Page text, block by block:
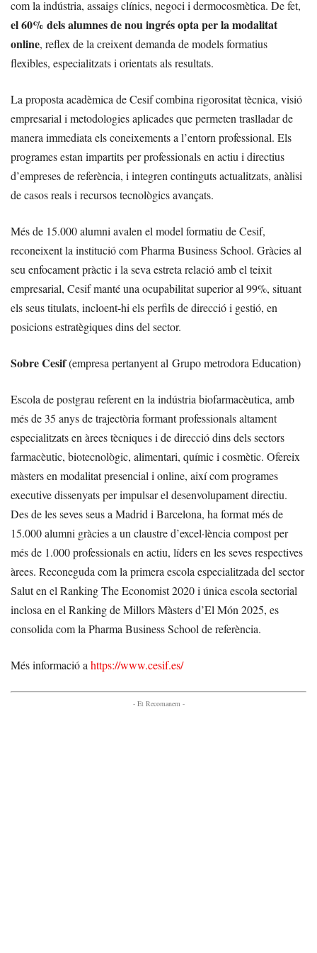
com la indústria, assaigs clínics, negoci i dermocosmètica. De fet,
el 60% dels alumnes de nou ingrés opta per la modalitat
online, reflex de la creixent demanda de models formatius
flexibles, especialitzats i orientats als resultats.
La proposta acadèmica de Cesif combina rigorositat tècnica, visió
empresarial i metodologies aplicades que permeten traslladar de
manera immediata els coneixements a l’entorn professional. Els
programes estan impartits per professionals en actiu i directius
d’empreses de referència, i integren continguts actualitzats, anàlisi
de casos reals i recursos tecnològics avançats.
Més de 15.000 alumni avalen el model formatiu de Cesif,
reconeixent la institució com Pharma Business School. Gràcies al
seu enfocament pràctic i la seva estreta relació amb el teixit
empresarial, Cesif manté una ocupabilitat superior al 99%, situant
els seus titulats, incloent-hi els perfils de direcció i gestió, en
posicions estratègiques dins del sector.
Sobre Cesif(empresa pertanyent al Grupo metrodora Education)
Escola de postgrau referent en la indústria biofarmacèutica, amb
més de 35 anys de trajectòria formant professionals altament
especialitzats en àrees tècniques i de direcció dins dels sectors
farmacèutic, biotecnològic, alimentari, químic i cosmètic. Ofereix
màsters en modalitat presencial i online, així com programes
executive dissenyats per impulsar el desenvolupament directiu.
Des de les seves seus a Madrid i Barcelona, ha format més de
15.000 alumni gràcies a un claustre d’excel·lència compost per
més de 1.000 professionals en actiu, líders en les seves respectives
àrees. Reconeguda com la primera escola especialitzada del sector
Salut en el Ranking The Economist 2020 i única escola sectorial
inclosa en el Ranking de Millors Màsters d’El Món 2025, es
consolida com la Pharma Business School de referència.
Més informació ahttps://www.cesif.es/
- Et Recomanem -